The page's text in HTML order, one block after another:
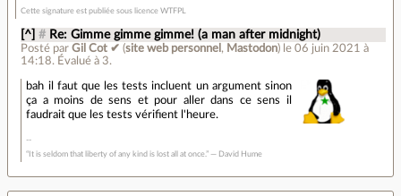
Cette signature est publiée sous licence WTFPL
[^] # Re: Gimme gimme gimme! (a man after midnight)
Posté parGil Cot ✔ (site web personnel , Mastodon) le 06 juin 2021 à
14:18. Évalué à 3.
bah il faut que les tests incluent un argument sinon
ça a moins de sens et pour aller dans ce sens il
faudrait que les tests vérifient l'heure.
“It is seldom that liberty of any kind is lost all at once.” ― David Hume